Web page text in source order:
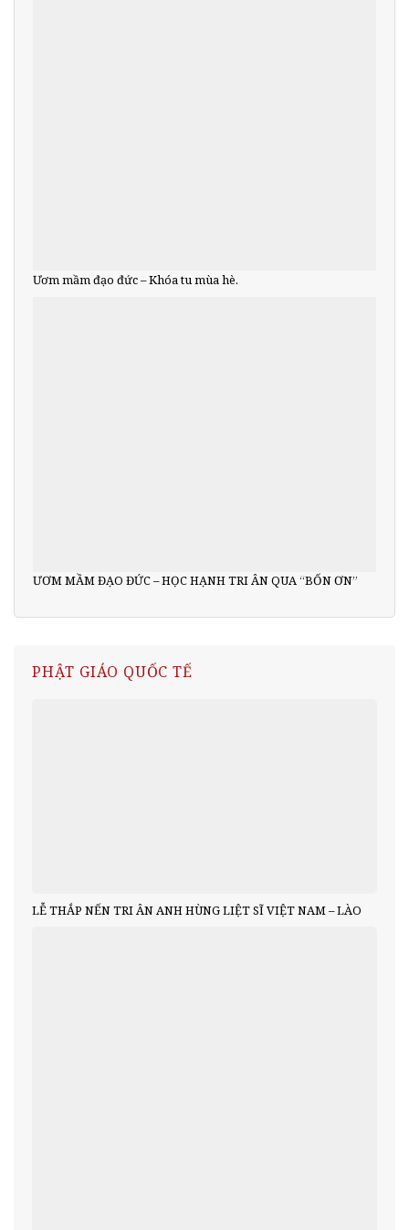
Ươm mầm đạo đức – Khóa tu mùa hè.
ƯƠM MẦM ĐẠO ĐỨC – HỌC HẠNH TRI ÂN QUA “BỐN ƠN”
PHẬT GIÁO QUỐC TẾ
LỄ THẮP NẾN TRI ÂN ANH HÙNG LIỆT SĨ VIỆT NAM – LÀO